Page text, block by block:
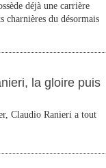
déjà une carrière
charnières du désormais
la gloire puis
Claudio Ranieri a tout